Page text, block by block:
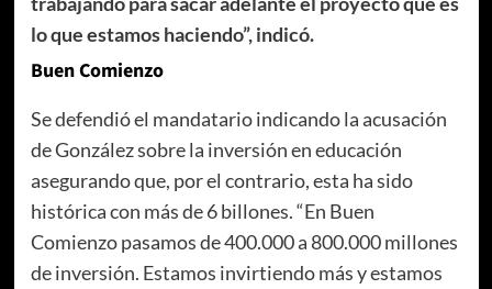
lo que estamos haciendo”, indicó.
Buen Comienzo
Se defendió el mandatario indicando la acusación
de González sobre la inversión en educación
asegurando que, por el contrario, esta ha sido
histórica con más de 6 billones. “En Buen
Comienzo pasamos de 400.000 a 800.000 millones
de inversión. Estamos invirtiendo más y estamos